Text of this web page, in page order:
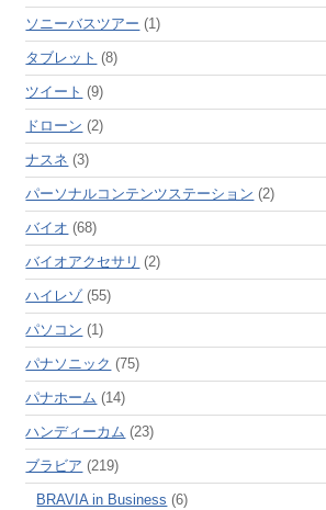
ソニーバスツアー (1)
タブレット (8)
ツイート (9)
ドローン (2)
ナスネ (3)
パーソナルコンテンツステーション (2)
バイオ (68)
バイオアクセサリ (2)
ハイレゾ(55)
パソコン (1)
パナソニック (75)
パナホーム (14)
ハンディーカム (23)
ブラビア (219)
BRAVIA in Business (6)